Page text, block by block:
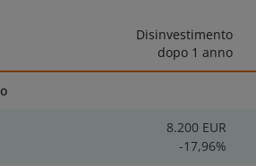
Disinvestimento
dopo 1 anno
8.200 EUR
-17,96%